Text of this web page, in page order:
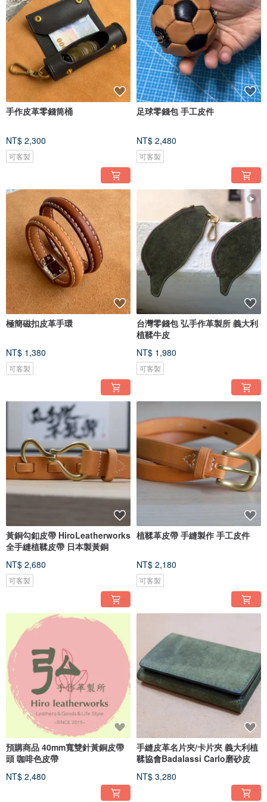
手作皮革零錢筒桶
NT$ 2,300
可客製
足球零錢包 手工皮件
NT$ 2,480
可客製
極簡磁扣皮革手環
NT$ 1,380
可客製
台灣零錢包 弘手作革製所 義大利
植鞣牛皮
NT$ 1,980
可客製
黃銅勾釦皮帶 HiroLeatherworks
全手縫植鞣皮帶 日本製黃銅
NT$ 2,680
可客製
植鞣革皮帶 手縫製作 手工皮件
NT$ 2,180
可客製
預購商品 40mm寬雙針黃銅皮帶
頭 咖啡色皮帶
NT$ 2,480
手縫皮革名片夾/卡片夾 義大利植
鞣協會Badalassi Carlo磨砂皮
NT$ 3,280